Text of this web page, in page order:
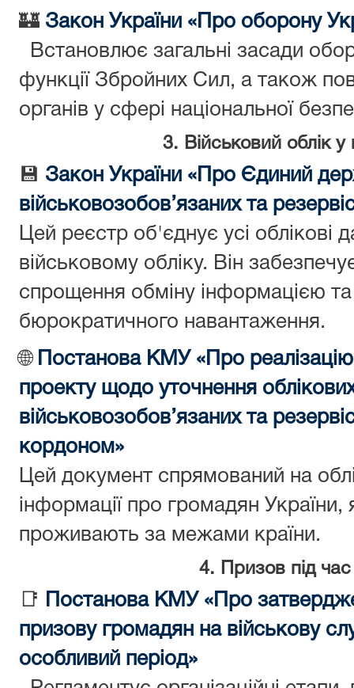
🏰 Закон України «Про оборону
Встановлює загальні засади
функції Збройних Сил, а також
органів у сфері національної
3. Військовий облік
💾 Закон України «Про Єдиний
військовозобов’язаних та
Цей реєстр об'єднує усі облікові
військовому обліку. Він
спрощення обміну інформацією
бюрократичного навантаження.
🌐
Постанова КМУ «Про
проекту щодо уточнення
військовозобов’язаних та
кордоном»
Цей документ спрямований на
інформації про громадян України,
проживають за межами країни.
4. Призов під час
📑
Постанова КМУ «Про
призову громадян на військову
особливий період»